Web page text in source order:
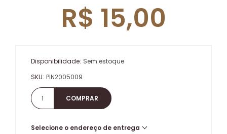
R$ 15,00
Disponibilidade: Sem estoque
SKU: PIN2005009
Selecione o endereço de entrega